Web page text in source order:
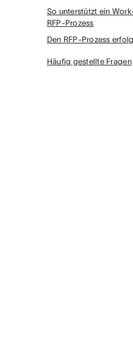
So unterstützt ein
RFP-Prozess
Den RFP-Prozess
Häufig gestellte Fragen